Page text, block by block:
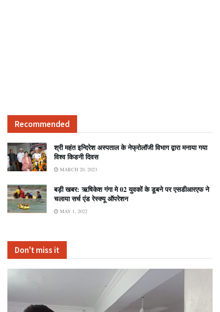
Recommended
श्री महंत इन्दिरेश अस्पताल के नेफ्रोलॉजी विभाग द्वारा मनाया गया
विश्व किडनी दिवस
MARCH 20, 2023
बड़ी खबर: ऋषिकेश गंगा मे 02 युवकों के डूबने पर एसडीआरएफ ने
चलाया सर्च एंड रेस्क्यू ऑपरेशन
MAY 1, 2022
Don't miss it